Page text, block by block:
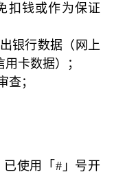
扣钱或作为保证
银行数据（网上
用卡数据）；
查；
使用「 #」号开